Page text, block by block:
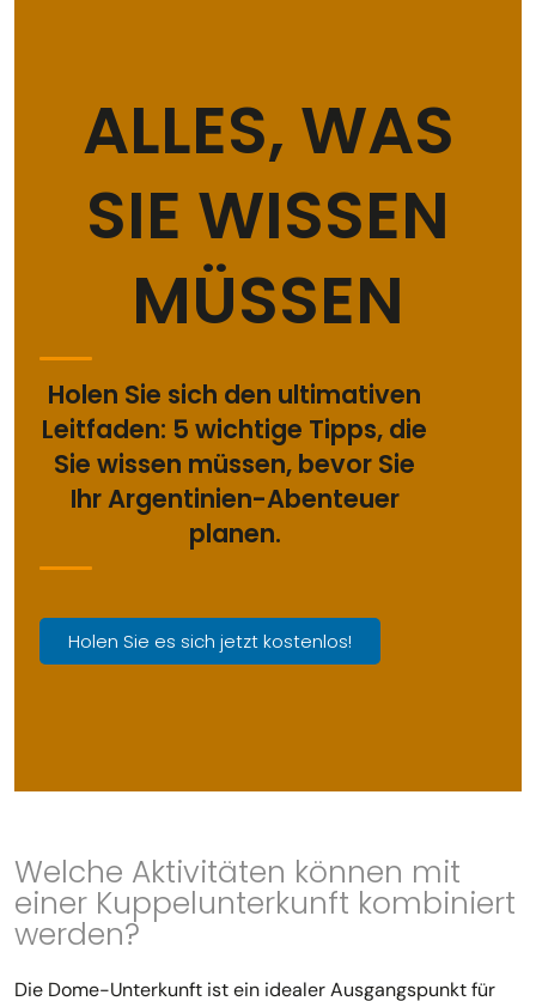
ALLES, WAS
SIE WISSEN
MÜSSEN
Holen Sie sich den ultimativen
Leitfaden: 5 wichtige Tipps, die
Sie wissen müssen, bevor Sie
Ihr Argentinien-Abenteuer
planen.
Holen Sie es sich jetzt kostenlos!
Welche Aktivitäten können mit
einer Kuppelunterkunft kombiniert
werden?
Die Dome-Unterkunft ist ein idealer Ausgangspunkt für